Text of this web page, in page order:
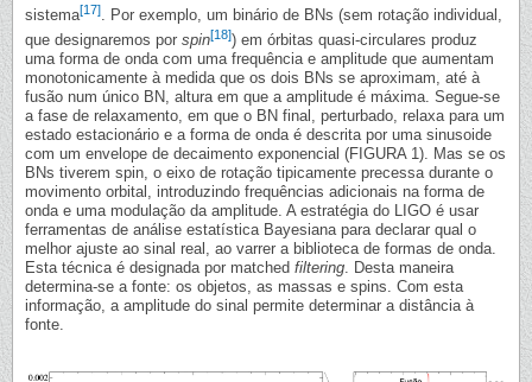
sistema[17]. Por exemplo, um binário de BNs (sem rotação individual,
que designaremos por spin[18]) em órbitas quasi-circulares produz
uma forma de onda com uma frequência e amplitude que aumentam
monotonicamente à medida que os dois BNs se aproximam, até à
fusão num único BN, altura em que a amplitude é máxima. Segue-se
a fase de relaxamento, em que o BN final, perturbado, relaxa para um
estado estacionário e a forma de onda é descrita por uma sinusoide
com um envelope de decaimento exponencial (FIGURA 1). Mas se os
BNs tiverem spin, o eixo de rotação tipicamente precessa durante o
movimento orbital, introduzindo frequências adicionais na forma de
onda e uma modulação da amplitude. A estratégia do LIGO é usar
ferramentas de análise estatística Bayesiana para declarar qual o
melhor ajuste ao sinal real, ao varrer a biblioteca de formas de onda.
Esta técnica é designada por matched filtering. Desta maneira
determina-se a fonte: os objetos, as massas e spins. Com esta
informação, a amplitude do sinal permite determinar a distância à
fonte.